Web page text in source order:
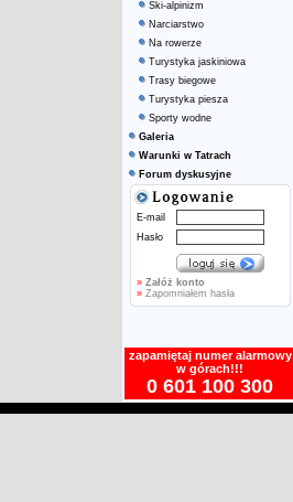
Ski-alpinizm
Narciarstwo
Na rowerze
Turystyka jaskiniowa
Trasy biegowe
Turystyka piesza
Sporty wodne
Galeria
Warunki w Tatrach
Forum dyskusyjne
E-mail
Hasło
» Załóż konto
»Zapomniałem hasła
zapamiętaj numer alarmowy
w górach!!!
0 601 100 300